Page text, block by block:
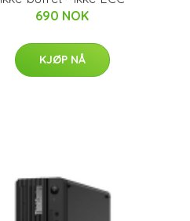
690 NOK
KJØP NÅ